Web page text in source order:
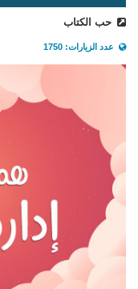
حب الكتاب
عدد الزيارات: 1750